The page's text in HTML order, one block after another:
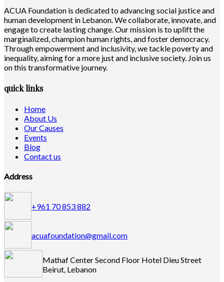
ACUA Foundation is dedicated to advancing social justice and
human development in Lebanon. We collaborate, innovate, and
engage to create lasting change. Our mission is to uplift the
marginalized, champion human rights, and foster democracy.
Through empowerment and inclusivity, we tackle poverty and
inequality, aiming for a more just and inclusive society. Join us
on this transformative journey.
quick links
Home
About Us
Our Causes
Events
Blog
Contact us
Address
+961 70 853 882
acuafoundation@gmail.com
Mathaf Center Second Floor Hotel Dieu Street
Beirut, Lebanon